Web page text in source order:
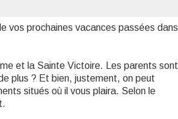
vos prochaines vacances passées dans
et la Sainte Victoire. Les parents sont
plus ? Et bien, justement, on peut
situés où il vous plaira. Selon le